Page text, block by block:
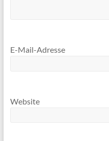
E-Mail-Adresse
Website